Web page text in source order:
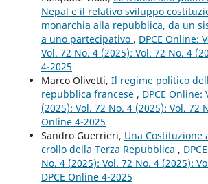
Nepal e il relativo sviluppo
monarchia alla repubblica, da un
a uno partecipativo , DPCE Online:
Vol. 72 No. 4 (2025): Vol. 72 No. 4
4-2025
Marco Olivetti, Il regime politico
repubblica francese , DPCE Online:
(2025): Vol. 72 No. 4 (2025): Vol. 72
Online 4-2025
Sandro Guerrieri, Una Costituzione
crollo della Terza Repubblica ,
No. 4 (2025): Vol. 72 No. 4 (2025):
DPCE Online 4-2025